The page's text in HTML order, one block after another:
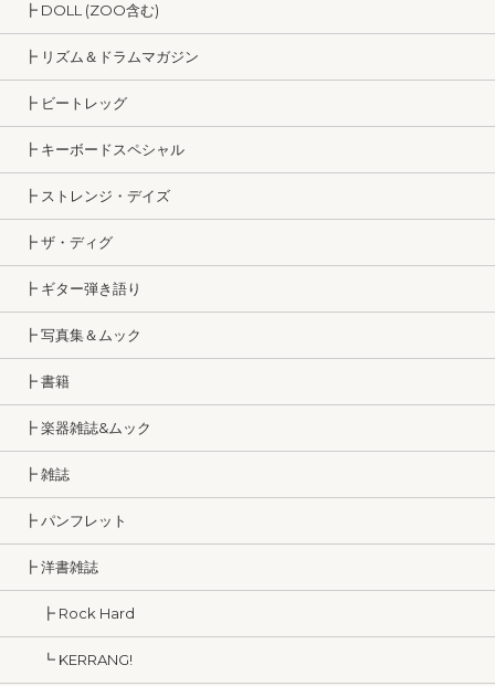
┣ DOLL (ZOO含む)
┣ リズム＆ドラムマガジン
┣ ビートレッグ
┣ キーボードスペシャル
┣ ストレンジ・デイズ
┣ ザ・ディグ
┣ ギター弾き語り
┣ 写真集＆ムック
┣ 書籍
┣ 楽器雑誌&ムック
┣ 雑誌
┣ パンフレット
┣ 洋書雑誌
┣ Rock Hard
┗ KERRANG!